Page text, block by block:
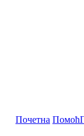
Почетна Помоћ